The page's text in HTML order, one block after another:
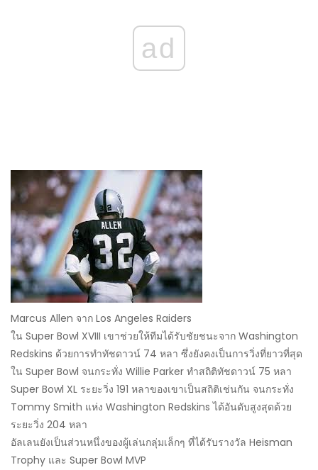
ad
Marcus Allen จาก Los Angeles Raiders
ใน Super Bowl XVIII เขาช่วยให้ทีมได้รับชัยชนะจาก Washington
Redskins ด้วยการทำทัชดาวน์ 74 หลา ซึ่งยังคงเป็นการวิ่งที่ยาวที่สุด
ใน Super Bowl จนกระทั่ง Willie Parker ทำสถิติทัชดาวน์ 75 หลา
Super Bowl XL ระยะวิ่ง 191 หลาของเขาเป็นสถิติเช่นกัน จนกระทั่ง
Tommy Smith แห่ง Washington Redskins ได้อันดับสูงสุดด้วย
ระยะวิ่ง 204 หลา
อัลเลนยังเป็นส่วนหนึ่งของผู้เล่นกลุ่มเล็กๆ ที่ได้รับรางวัล Heisman
Trophy และ Super Bowl MVP